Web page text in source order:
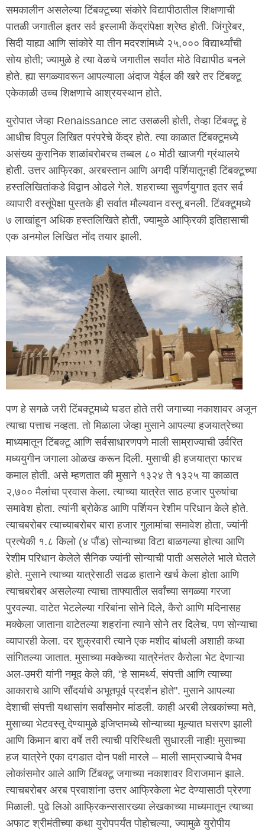
समकालीन असलेल्या टिंबक्टूच्या संकोरे विद्यापीठातील शिक्षणाची
पातळी जगातील इतर सर्व इस्लामी केंद्रांपेक्षा श्रेष्ठ होती. जिंगुरेबर,
सिदी याह्या आणि सांकोरे या तीन मदरशांमध्ये २५,००० विद्यार्थ्यांची
सोय होती; ज्यामुळे हे त्या वेळचे जगातील सर्वात मोठे विद्यापीठ बनले
होते. ह्या सगळ्यावरून आपल्याला अंदाज येईल की खरे तर टिंबक्टू
एकेकाळी उच्च शिक्षणाचे आश्रयस्थान होते.
युरोपात जेव्हा Renaissance लाट उसळली होती, तेव्हा टिंबक्टू हे
आधीच विपुल लिखित परंपरेचे केंद्र होते. त्या काळात टिंबक्टूमध्ये
असंख्य कुरानिक शाळांबरोबरच तब्बल ८० मोठी खाजगी ग्रंथालये
होती. उत्तर आफ्रिका, अरबस्तान आणि अगदी पर्शियातूनही टिंबक्टूच्या
हस्तलिखितांकडे विद्वान ओढले गेले. शहराच्या सुवर्णयुगात इतर सर्व
व्यापारी वस्तूंपेक्षा पुस्तके ही सर्वात मौल्यवान वस्तू बनली. टिंबक्टूमध्ये
७ लाखांहून अधिक हस्तलिखिते होती, ज्यामुळे आफ्रिकी इतिहासाची
एक अनमोल लिखित नोंद तयार झाली.
पण हे सगळे जरी टिंबक्टूमध्ये घडत होते तरी जगाच्या नकाशावर अजून
त्याचा पत्ताच नव्हता. तो मिळाला जेव्हा मुसाने आपल्या हजयात्रेच्या
माध्यमातून टिंबक्टू आणि सर्वसाधारणपणे माली साम्राज्याची उर्वरित
मध्ययुगीन जगाला ओळख करून दिली. मुसाची ही हजयात्रा फारच
कमाल होती. असे म्हणतात की मुसाने १३२४ ते १३२५ या काळात
२,७०० मैलांचा प्रवास केला. त्याच्या यात्रेत साठ हजार पुरुषांचा
समावेश होता. त्यांनी ब्रोकेड आणि पर्शियन रेशीम परिधान केले होते.
त्याचबरोबर त्याच्याबरोबर बारा हजार गुलामांचा समावेश होता, ज्यांनी
प्रत्येकी १.८ किलो (४ पौंड) सोन्याच्या विटा बाळगल्या होत्या आणि
रेशीम परिधान केलेले सैनिक ज्यांनी सोन्याची पाती असलेले भाले घेतले
होते. मुसाने त्याच्या यात्रेसाठी सढळ हाताने खर्च केला होता आणि
त्याचबरोबर असलेल्या त्याचा ताफ्यातील सर्वांच्या सगळ्या गरजा
पुरवल्या. वाटेत भेटलेल्या गरिबांना सोने दिले, कैरो आणि मदिनासह
मक्केला जाताना वाटेतल्या शहरांना त्याने सोने तर दिलेच, पण सोन्याचा
व्यापारही केला. दर शुक्रवारी त्याने एक मशीद बांधली अशाही कथा
सांगितल्या जातात. मुसाच्या मक्केच्या यात्रेनंतर कैरोला भेट देणाऱ्या
अल-उमरी यांनी नमूद केले की, "हे सामर्थ्य, संपत्ती आणि त्याच्या
आकाराचे आणि सौंदर्याचे अभूतपूर्व प्रदर्शन होते". मुसाने आपल्या
देशाची संपत्ती यथासांग सर्वांसमोर मांडली. काही अरबी लेखकांच्या मते,
मुसाच्या भेटवस्तू देण्यामुळे इजिप्तमध्ये सोन्याच्या मूल्यात घसरण झाली
आणि किमान बारा वर्षे तरी त्याची परिस्थिती सुधारली नाही! मुसाच्या
हज यात्रेने एका दगडात दोन पक्षी मारले – माली साम्राज्याचे वैभव
लोकांसमोर आले आणि टिंबक्टू जगाच्या नकाशावर विराजमान झाले.
त्याचबरोबर अरब प्रवाशांना उत्तर आफ्रिकेला भेट देण्यासाठी प्रेरणा
मिळाली. पुढे लिओ आफ्रिकन्ससारख्या लेखकाच्या माध्यमातून त्याच्या
अफाट श्रीमंतीच्या कथा युरोपपर्यंत पोहोचल्या, ज्यामुळे युरोपीय